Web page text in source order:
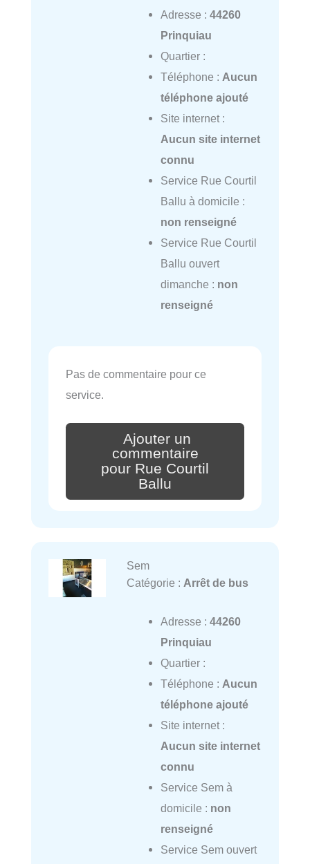
Adresse : 44260
Prinquiau
Quartier :
Téléphone : Aucun
téléphone ajouté
Site internet :
Aucun site internet
connu
Service Rue Courtil
Ballu à domicile :
non renseigné
Service Rue Courtil
Ballu ouvert
dimanche : non
renseigné
Pas de commentaire pour ce
service.
Ajouter un
commentaire
pour Rue Courtil
Ballu
Sem
Catégorie : Arrêt de bus
Adresse : 44260
Prinquiau
Quartier :
Téléphone : Aucun
téléphone ajouté
Site internet :
Aucun site internet
connu
Service Sem à
domicile : non
renseigné
Service Sem ouvert